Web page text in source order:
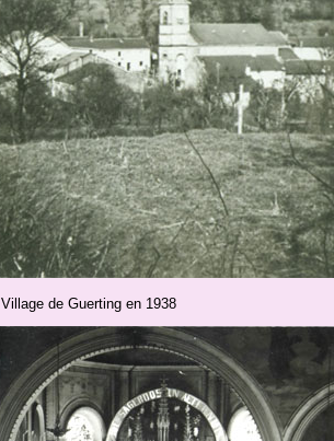
Village de Guerting en 1938